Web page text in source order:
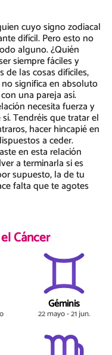
cuyo signo zodiacal
difícil. Pero esto no
alguno. ¿Quién
siempre fáciles y
de las cosas difíciles,
significa en absoluto
una pareja así.
necesita fuerza y
Tendréis que tratar el
hacer hincapié en
a ceder.
en esta relación
a terminarla si es
supuesto, la de tu
falta que te agotes
Cáncer
Géminis
22 mayo - 21 jun.